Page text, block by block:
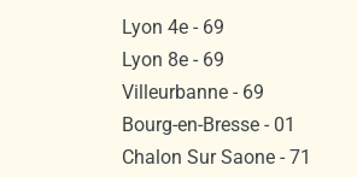
Lyon 4e - 69
Lyon 8e - 69
Villeurbanne - 69
Bourg-en-Bresse - 01
Chalon Sur Saone - 71